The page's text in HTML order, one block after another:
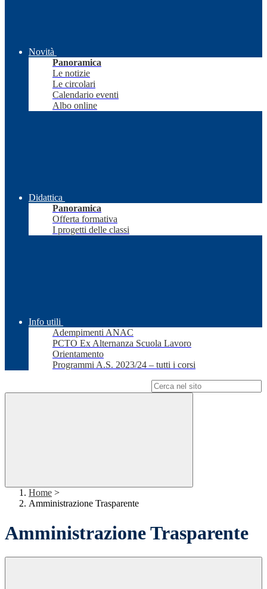
Novità
Panoramica
Le notizie
Le circolari
Calendario eventi
Albo online
Didattica
Panoramica
Offerta formativa
I progetti delle classi
Info utili
Adempimenti ANAC
PCTO Ex Alternanza Scuola Lavoro
Orientamento
Programmi A.S. 2023/24 – tutti i corsi
Home >
Amministrazione Trasparente
Amministrazione Trasparente